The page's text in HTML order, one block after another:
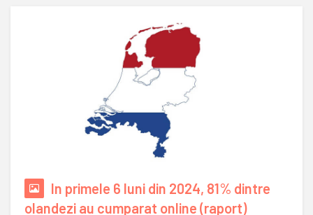
In primele 6 luni din 2024, 81% dintre
olandezi au cumparat online (raport)